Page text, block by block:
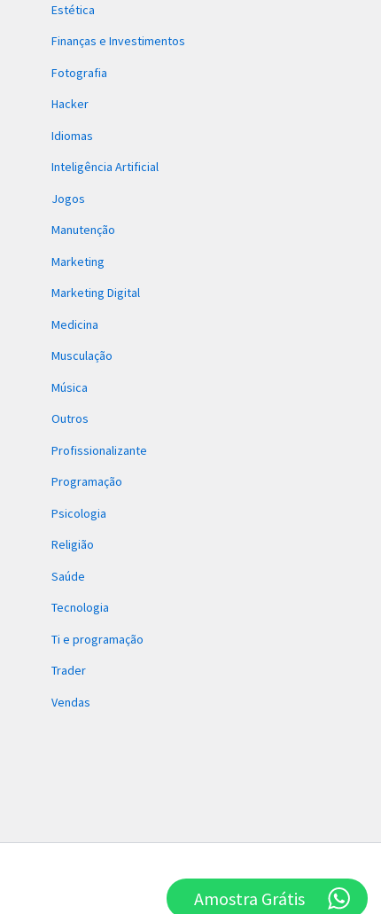
Estética
Finanças e Investimentos
Fotografia
Hacker
Idiomas
Inteligência Artificial
Jogos
Manutenção
Marketing
Marketing Digital
Medicina
Musculação
Música
Outros
Profissionalizante
Programação
Psicologia
Religião
Saúde
Tecnologia
Ti e programação
Trader
Vendas
Amostra Grátis